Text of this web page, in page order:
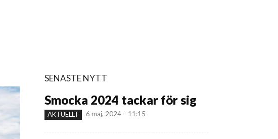
SENASTE NYTT
Smocka 2024 tackar för sig
AKTUELLT 6 maj, 2024 – 11:15